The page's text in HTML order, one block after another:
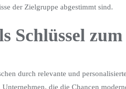
der Zielgruppe abgestimmt sind.
Schlüssel zum
durch relevante und personalisierte
die die Chancen